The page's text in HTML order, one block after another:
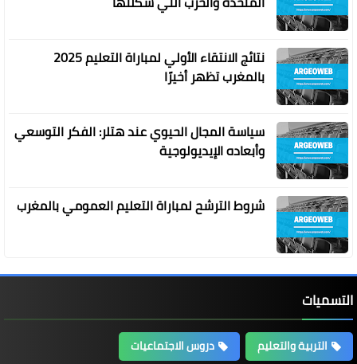
نتائج الانتقاء الأولي لمباراة التعليم 2025
بالمغرب تظهر أخيرًا
سياسة المجال الحيوي عند هتلر: الفكر التوسعي
وأبعاده الإيديولوجية
شروط الترشح لمباراة التعليم العمومي بالمغرب
التسميات
التربية والتعليم
دروس الاجتماعيات